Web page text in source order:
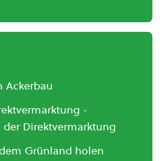
Ackerbau
-
Direktvermarktung
Grünland holen